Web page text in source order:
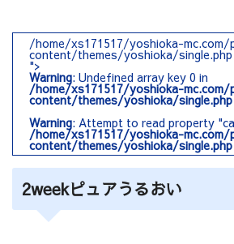
/home/xs171517/yoshioka-mc.com/
content/themes/yoshioka/single.php
">
Warning: Undefined array key 0 in
/home/xs171517/yoshioka-mc.com/
content/themes/yoshioka/single.php
Warning: Attempt to read property
/home/xs171517/yoshioka-mc.com/
content/themes/yoshioka/single.php
2weekピュアうるおい